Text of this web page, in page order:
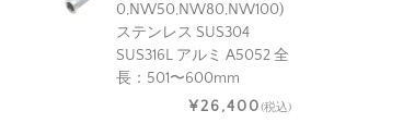
0,NW50,NW80,NW100)
ステンレス SUS304
SUS316L アルミ A5052 全
長：501〜600mm
¥26,400(税込)